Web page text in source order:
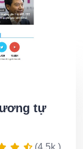
tự
(4.5k )